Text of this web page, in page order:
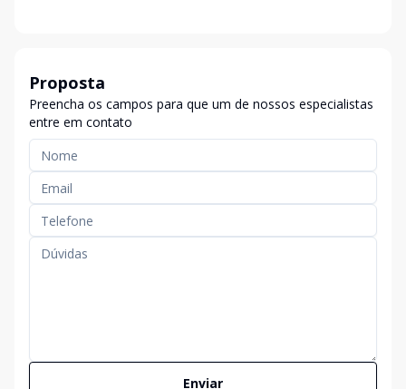
Proposta
Preencha os campos para que um de nossos especialistas
entre em contato
Enviar